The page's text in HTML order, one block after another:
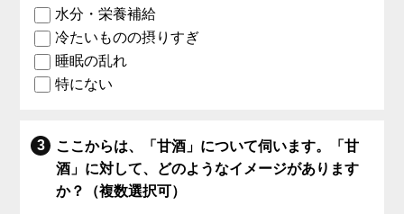
水分・栄養補給
冷たいものの摂りすぎ
睡眠の乱れ
特にない
ここからは、「甘酒」について伺います。「甘
酒」に対して、どのようなイメージがあります
か？（複数選択可）